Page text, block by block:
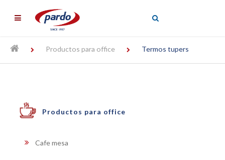
Productos para office Termos tupers
Productos para office
Cafe mesa